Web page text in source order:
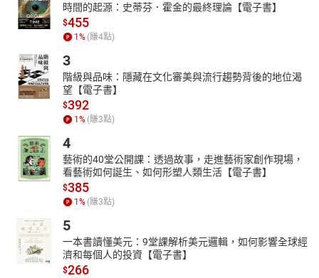
時間的起源：史蒂芬．霍金的最終理論【電子書】
$455
1% (賺4點)
3
階級與品味：隱藏在文化審美與流行趨勢背後的地位渴
望【電子書】
$392
1% (賺3點)
4
藝術的40堂公開課：透過故事，走進藝術家創作現場，
看藝術如何誕生、如何形塑人類生活【電子書】
$385
1% (賺3點)
5
一本書讀懂美元：9堂課解析美元邏輯，如何影響全球經
濟和每個人的投資【電子書】
$266